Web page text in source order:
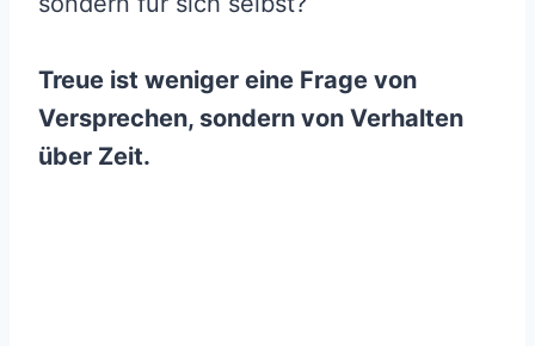
Treue ist weniger eine Frage von
Versprechen, sondern von Verhalten
über Zeit.